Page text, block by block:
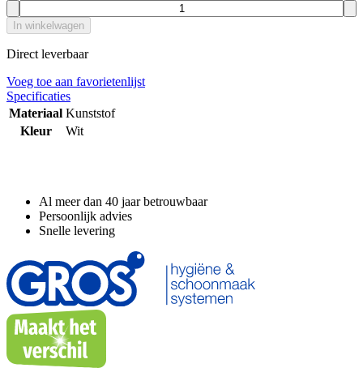
In winkelwagen
Direct leverbaar
Voeg toe aan favorietenlijst
Specificaties
Materiaal Kunststof
Kleur
Wit
Al meer dan 40 jaar betrouwbaar
Persoonlijk advies
Snelle levering